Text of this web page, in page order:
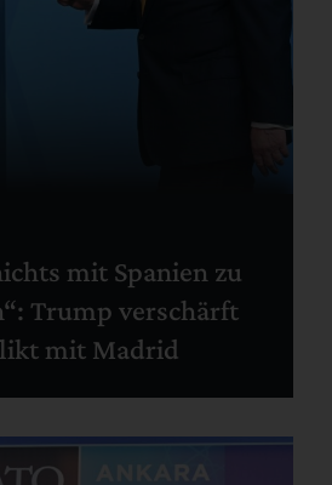
mit Spanien zu
Trump verschärft
mit Madrid